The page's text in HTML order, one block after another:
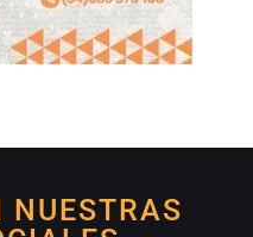
NUESTRAS